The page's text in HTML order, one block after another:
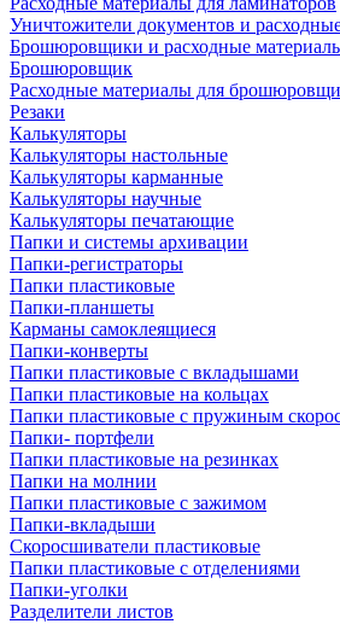
Уничтожители документов и
Брошюровщики и расходные
Брошюровщик
Расходные материалы для
Резаки
Калькуляторы
Калькуляторы настольные
Калькуляторы карманные
Калькуляторы научные
Калькуляторы печатающие
Папки и системы архивации
Папки-регистраторы
Папки пластиковые
Папки-планшеты
Карманы самоклеящиеся
Папки-конверты
Папки пластиковые с вкладышами
Папки пластиковые на кольцах
Папки пластиковые с пружиным
Папки- портфели
Папки пластиковые на резинках
Папки на молнии
Папки пластиковые с зажимом
Папки-вкладыши
Скоросшиватели пластиковые
Папки пластиковые с отделениями
Папки-уголки
Разделители листов